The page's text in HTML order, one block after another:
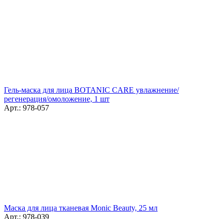
Гель-маска для лица BOTANIC CARE увлажнение/
регенерация/омоложение, 1 шт
Арт.: 978-057
Маска для лица тканевая Monic Beauty, 25 мл
Арт.: 978-039